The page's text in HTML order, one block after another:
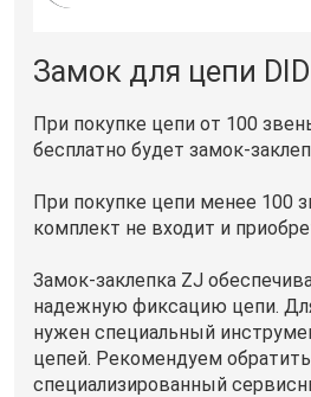
Замок для цепи
При покупке цепи от 100
бесплатно будет замок-
При покупке цепи менее 100
комплект не входит и
Замок-заклепка ZJ
надежную фиксацию цепи.
нужен специальный
цепей. Рекомендуем
специализированный